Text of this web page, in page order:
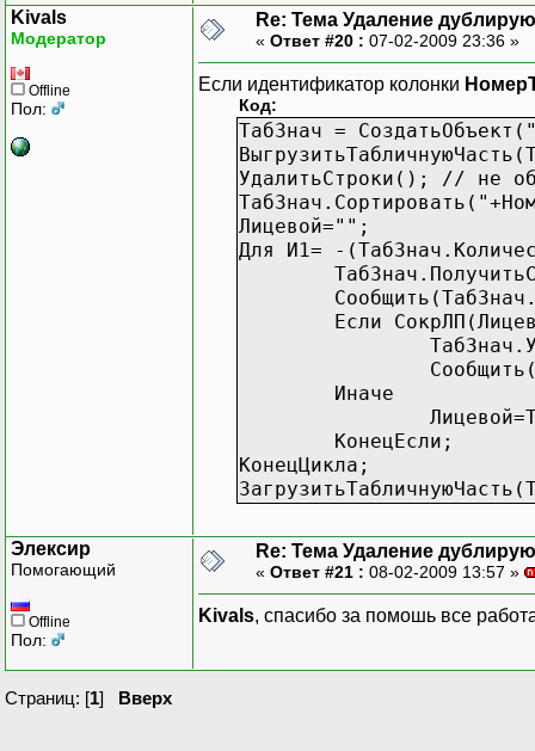
Kivals
Модератор
Offline
Пол:
Re: Тема Удаление
« Ответ #20 : 07-02-2009 23:36 »
Если идентификатор колонки
Код:
ТабЗнач =
УдалитьСтроки(); // не
Лицевой="";
Для И1= -
Если
Иначе
КонецЕсли;
КонецЦикла;
Элексир
Помогающий
Offline
Пол:
Re: Тема Удаление
« Ответ #21 : 08-02-2009 13:57 »
Kivals, спасибо за помошь все
Страниц: [1] Вверх